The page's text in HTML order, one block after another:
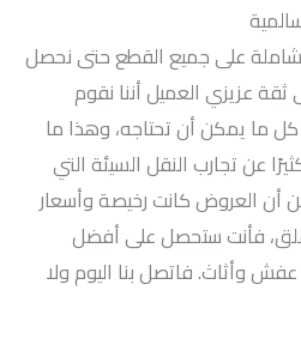
على جميع القطع حتى نحصل
عزيزي العميل أننا نقوم
كل ما يمكن أن تحتاجه، وهذا ما
عن تجارب النقل السيئة التي
أن العروض كانت رخيصة وأسعار
فأنت ستحصل على أفضل
وأثاث. فاتصل بنا اليوم ولا